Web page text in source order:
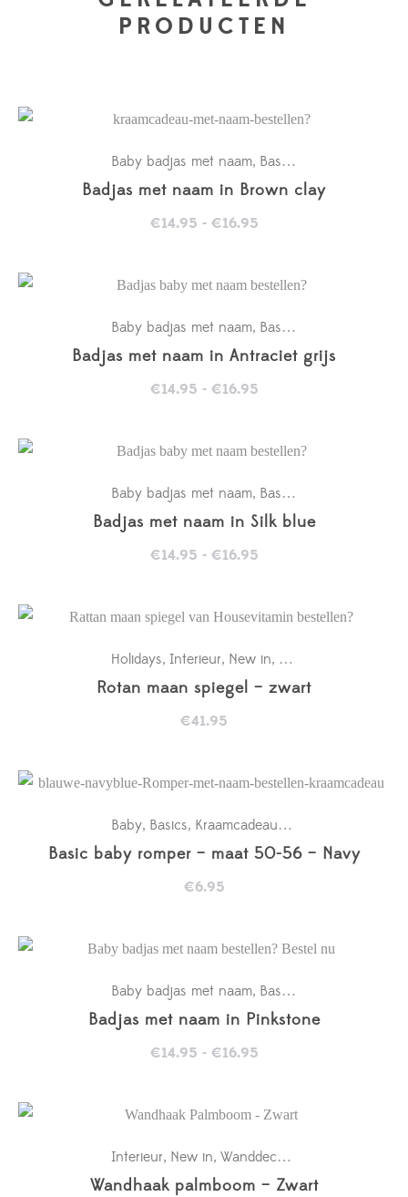
PRODUCTEN
Baby badjas met naam, Basics
Badjas met naam in Brown clay
€14.95 - €16.95Prijsklasse:
Baby badjas met naam, Basics
Badjas met naam in Antraciet grijs
€14.95 - €16.95Prijsklasse:
Baby badjas met naam, Basics
Badjas met naam in Silk blue
€14.95 - €16.95Prijsklasse:
Holidays, Interieur, New in, Wanddecoratie
Rotan maan spiegel – zwart
€41.95
Baby, Basics, Kraamcadeaus ,
Basic baby romper – maat 50-56 – Navy
€6.95
Baby badjas met naam, Basics
Badjas met naam in Pinkstone
€14.95 - €16.95Prijsklasse:
Interieur, New in, Wanddecoratie babykamer
Wandhaak palmboom – Zwart